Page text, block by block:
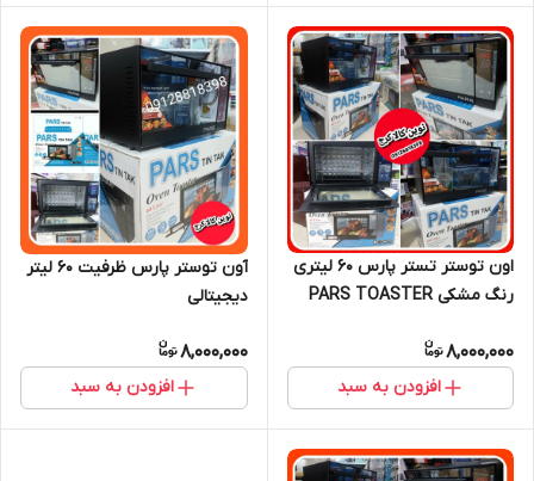
اون توستر تستر پارس 60 لیتری
رنگ مشکی PARS TOASTER
ایران
8,000,000
افزودن به سبد
آون توستر پارس ظرفیت ۶۰ لیتر
دیجیتالی
8,000,000
افزودن به سبد